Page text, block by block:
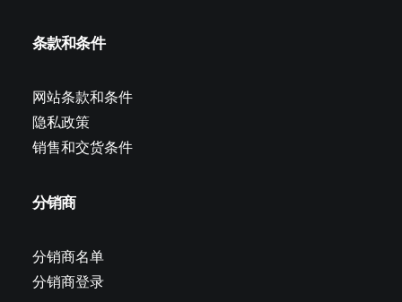
条款和条件
网站条款和条件
隐私政策
销售和交货条件
分销商
分销商名单
分销商登录